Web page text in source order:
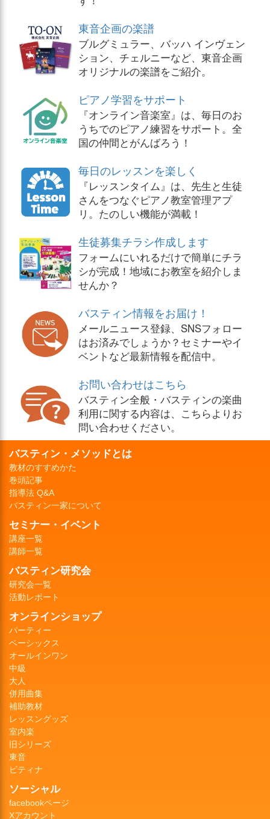
東音企画の楽譜
ブルグミュラー、バッハ インヴェン
ション、チェルニーなど、東音企画
オリジナルの楽譜をご紹介。
ピアノ学習をサポート
『オンライン音楽室』は、毎日のお
うちでのピアノ練習をサポート。全
国の仲間とがんばろう！
毎日のレッスンを楽しく
『レッスンタイム』は、先生と生徒
さんをつなぐピアノ教室管理アプ
リ。たのしい機能が満載！
生徒募集チラシ作成します
フォームにいれるだけで簡単にチラ
シが完成！地域にお教室を紹介しま
せんか？
バスティン情報をお届け！
メールニュース登録、SNSフォロー
はお済みでしょうか？セミナーやイ
ベントなど最新情報を配信中。
お問い合わせはこちら
バスティン全般・バスティンの楽曲
利用に関する内容は、こちらよりお
問い合わせください。
バスティン・メソッドとは
教材のすすめかた
巻頭記事
指導法 Q&A
バスティン一家について
セミナー・イベント
講座一覧
講師一覧
バスティン研究会
研究会一覧
活動レポート
オンラインショップ
パーティー
ベーシックス
オールインワン
中級
大人
併用曲集
補助教材
レッスングッズ
室内楽
旧シリーズ
東音
ピティナ
ソーシャル
facebookページ
Xアカウント